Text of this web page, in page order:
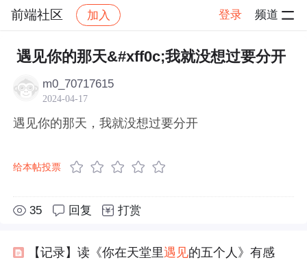
前端社区 加入 登录 频道
社区 前端社区 感慨 帖子详情
遇见你的那天&#xff0c;我就没想过要分开
m0_70717615
2024-04-17
遇见你的那天，我就没想过要分开
给本帖投票
35 回复 打赏
【记录】读《你在天堂里遇见的五个人》有感